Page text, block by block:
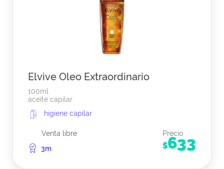
Elvive Oleo Extraordinario
100ml
aceite capilar
higiene capilar
Venta libre
3m
Precio
$633